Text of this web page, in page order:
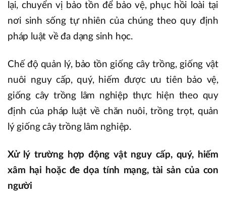
lại, chuyển vị bảo tồn để bảo vệ, phục hồi loài tại
nơi sinh sống tự nhiên của chúng theo quy định
pháp luật về đa dạng sinh học.
Chế độ quản lý, bảo tồn giống cây trồng, giống vật
nuôi nguy cấp, quý, hiếm được ưu tiên bảo vệ,
giống cây trồng lâm nghiệp thực hiện theo quy
định của pháp luật về chăn nuôi, trồng trọt, quản
lý giống cây trồng lâm nghiệp.
Xử lý trường hợp động vật nguy cấp, quý, hiếm
xâm hại hoặc đe dọa tính mạng, tài sản của con
người